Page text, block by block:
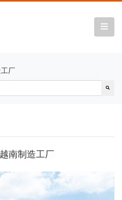
厂
南制造工厂